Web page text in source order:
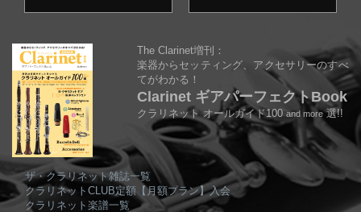
The Clarinet増刊：
楽器からセッティング、アクセサリーのすべ
てがわかる！
Clarinet ギアパーフェクトBook
クラリネット オールガイド100 and more選!!
ザ・クラリネット雑誌一覧
クラリネットCLUB定額【月額プラン】入会
クラリネット楽譜一覧